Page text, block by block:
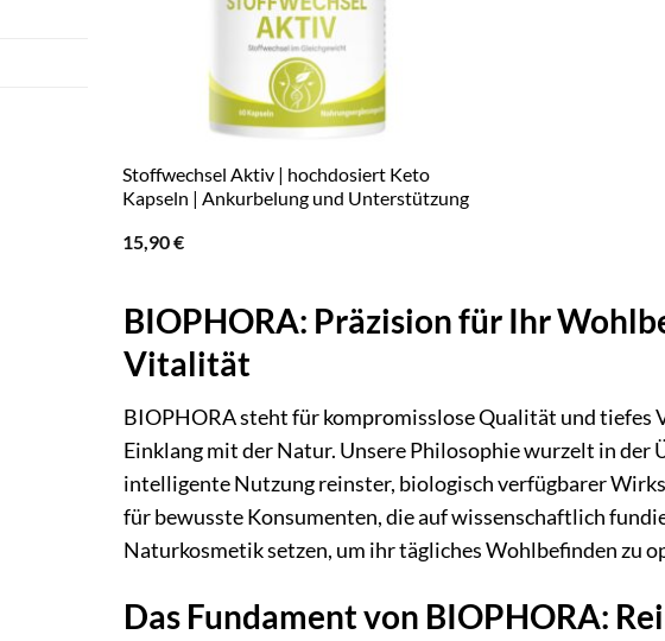
Stoffwechsel Aktiv | hochdosiert Keto
Kapseln | Ankurbelung und Unterstützung
15,90€
BIOPHORA: Präzision für Ihr
Vitalität
BIOPHORA steht für kompromisslose Qualität und tiefes
Einklang mit der Natur. Unsere Philosophie wurzelt in der
intelligente Nutzung reinster, biologisch verfügbarer
für bewusste Konsumenten, die auf wissenschaftlich
Naturkosmetik setzen, um ihr tägliches Wohlbefinden zu
Das Fundament von BIOPHORA: